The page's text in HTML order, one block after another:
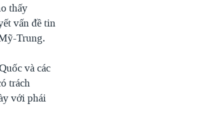
thấy
vấn đề tin
Trung.
và các
trách
với phái